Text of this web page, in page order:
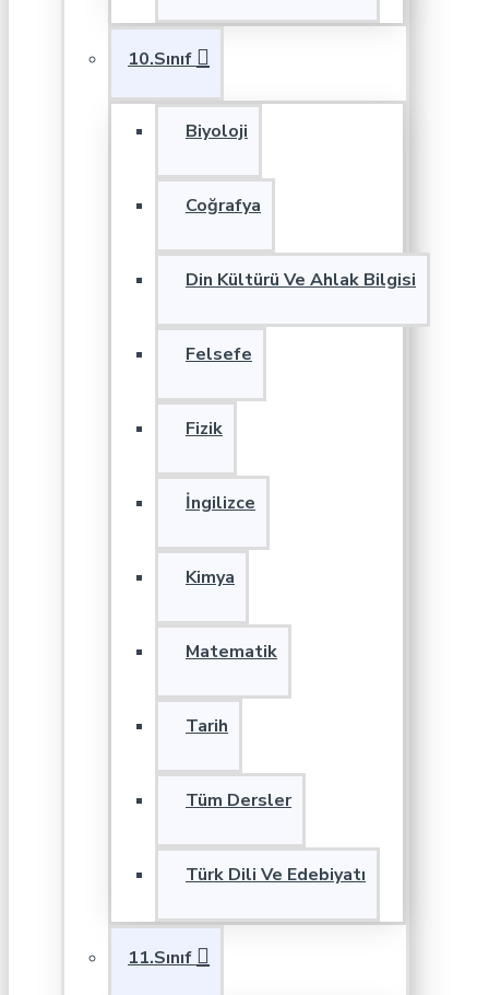
10.Sınıf
Biyoloji
Coğrafya
Din Kültürü Ve Ahlak Bilgisi
Felsefe
Fizik
İngilizce
Kimya
Matematik
Tarih
Tüm Dersler
Türk Dili Ve Edebiyatı
11.Sınıf